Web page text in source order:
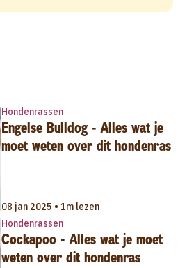
Hondenrassen
Engelse Bulldog - Alles wat je
moet weten over dit hondenras
08 jan 2025 • 1m lezen
Hondenrassen
Cockapoo - Alles wat je moet
weten over dit hondenras